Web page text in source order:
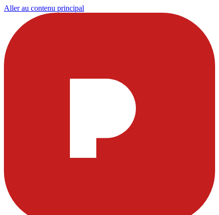
Aller au contenu principal